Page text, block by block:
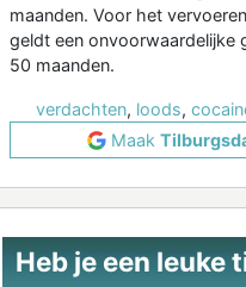
maanden. Voor het
geldt een onvoorwaardelijke
50 maanden.
verdachten, loods,
Maak
Heb je een leuke